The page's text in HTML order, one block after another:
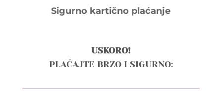
Sigurno kartično plaćanje
USKORO!
PLAĆAJTE BRZO I SIGURNO: